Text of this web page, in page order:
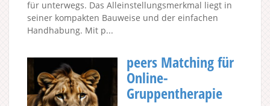
für unterwegs. Das Alleinstellungsmerkmal liegt in
seiner kompakten Bauweise und der einfachen
Handhabung. Mit p...
peers Matching für
Online-
Gruppentherapie